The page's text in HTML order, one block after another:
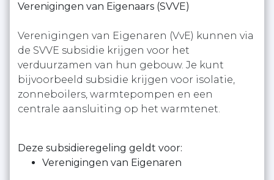
Verenigingen van Eigenaars (SVVE)
Verenigingen van Eigenaren (VvE) kunnen via
de SVVE subsidie krijgen voor het
verduurzamen van hun gebouw. Je kunt
bijvoorbeeld subsidie krijgen voor isolatie,
zonneboilers, warmtepompen en een
centrale aansluiting op het warmtenet.
Deze subsidieregeling geldt voor:
Verenigingen van Eigenaren